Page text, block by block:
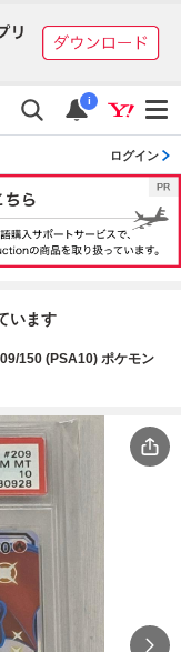
i
ログイン
います
150 (PSA10) ポケモン